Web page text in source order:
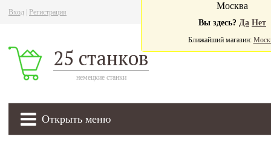
Вход Регистрация
25 станков
немецкие станки
Открыть меню
Москва
Вы здесь? Да Нет
Ближайший магазин: